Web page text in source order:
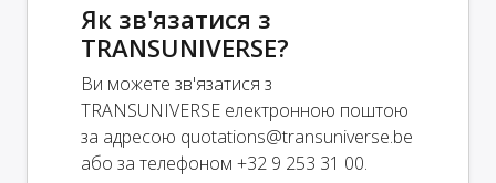
Як зв'язатися з
TRANSUNIVERSE?
Ви можете зв'язатися з
TRANSUNIVERSE електронною поштою
за адресою quotations@transuniverse.be
або за телефоном +32 9 253 31 00.